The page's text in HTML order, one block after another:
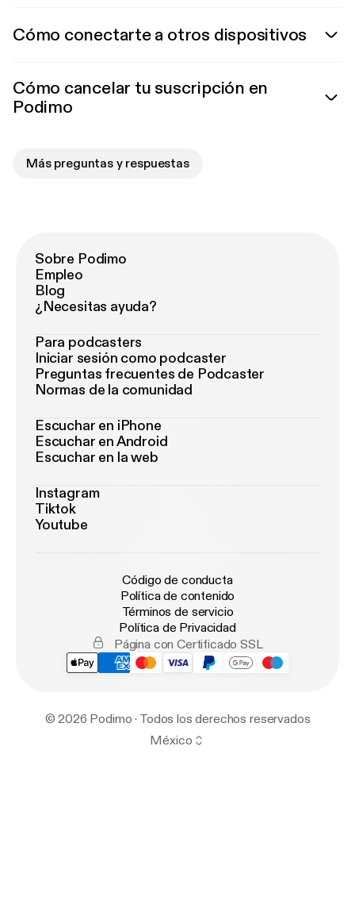
Cómo conectarte a otros dispositivos
Cómo cancelar tu suscripción en
Podimo
Más preguntas y respuestas
Sobre Podimo
Empleo
Blog
¿Necesitas ayuda?
Para podcasters
Iniciar sesión como podcaster
Preguntas frecuentes de Podcaster
Normas de la comunidad
Escuchar en iPhone
Escuchar en Android
Escuchar en la web
Instagram
Tiktok
Youtube
Código de conducta
Política de contenido
Términos de servicio
Política de Privacidad
Página con Certificado SSL
© 2026 Podimo · Todos los derechos reservados
México